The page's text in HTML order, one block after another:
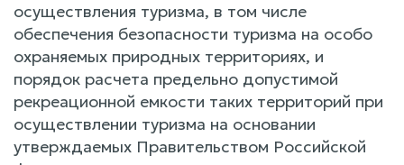
осуществления туризма, в том числе
обеспечения безопасности туризма на особо
охраняемых природных территориях, и
порядок расчета предельно допустимой
рекреационной емкости таких территорий при
осуществлении туризма на основании
утверждаемых Правительством Российской